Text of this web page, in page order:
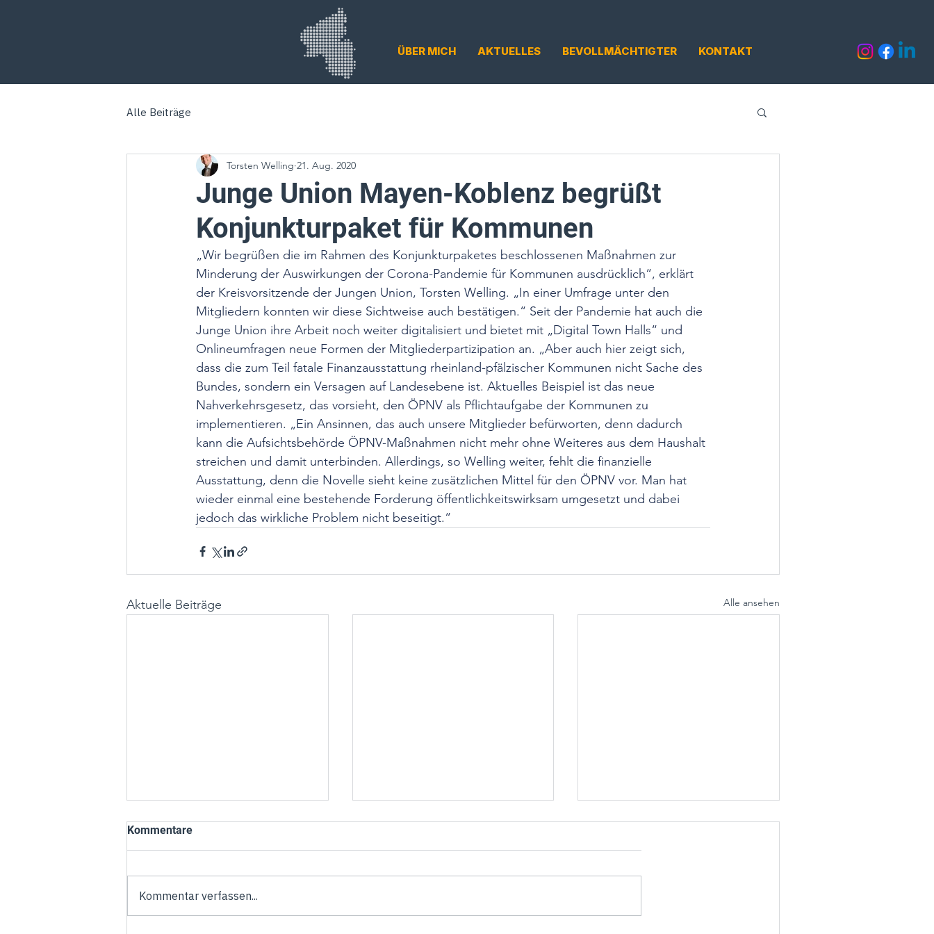
ÜBER MICH AKTUELLES BEVOLLMÄCHTIGTER KONTAKT
Alle Beiträge
Junge Union Mayen-Koblenz begrüßt
Konjunkturpaket für Kommunen
Torsten Welling 21. Aug. 2020
„Wir begrüßen die im Rahmen des Konjunkturpaketes beschlossenen Maßnahmen zur
Minderung der Auswirkungen der Corona-Pandemie für Kommunen ausdrücklich“, erklärt
der Kreisvorsitzende der Jungen Union, Torsten Welling. „In einer Umfrage unter den
Mitgliedern konnten wir diese Sichtweise auch bestätigen.“ Seit der Pandemie hat auch die
Junge Union ihre Arbeit noch weiter digitalisiert und bietet mit „Digital Town Halls“ und
Onlineumfragen neue Formen der Mitgliederpartizipation an. „Aber auch hier zeigt sich,
dass die zum Teil fatale Finanzausstattung rheinland-pfälzischer Kommunen nicht Sache des
Bundes, sondern ein Versagen auf Landesebene ist. Aktuelles Beispiel ist das neue
Nahverkehrsgesetz, das vorsieht, den ÖPNV als Pflichtaufgabe der Kommunen zu
implementieren. „Ein Ansinnen, das auch unsere Mitglieder befürworten, denn dadurch
kann die Aufsichtsbehörde ÖPNV-Maßnahmen nicht mehr ohne Weiteres aus dem Haushalt
streichen und damit unterbinden. Allerdings, so Welling weiter, fehlt die finanzielle
Ausstattung, denn die Novelle sieht keine zusätzlichen Mittel für den ÖPNV vor. Man hat
wieder einmal eine bestehende Forderung öffentlichkeitswirksam umgesetzt und dabei
jedoch das wirkliche Problem nicht beseitigt.“
Aktuelle Beiträge Alle ansehen
Kommentare
Kommentar verfassen...